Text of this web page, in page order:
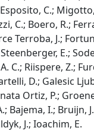
C.;
C.; Boero, R.;
Terroba, J.;
E.;
C.; Riispere, Z.;
D.; Galesic
Ortiz, P.;
Bajema, I.; Bruijn,
J.; Ioachim, E.